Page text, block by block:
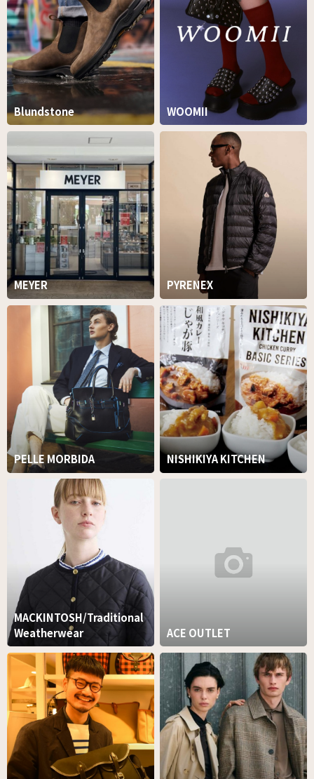
Blundstone WOOMII
MEYER PYRENEX
PELLE MORBIDA NISHIKIYA KITCHEN
MACKINTOSH/Traditional
Weatherwear
ACE OUTLET